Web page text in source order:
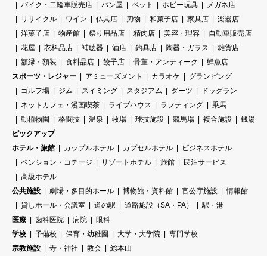
バイク・二輪車販売店
パン屋 ペット ホビー玩具
メガネ店
リサイクル
ワイン 仏具店 刃物 和菓子店 家具店
楽器店
洋菓子店
物産館 祭り用品店 精肉店 美容・理容
自動車販売店
花屋
衣料品店 補聴器 酒店 釣具店 陶器・ガラス
雑貨店
額縁・額装
食料品店 餃子店 骨董・アンティーク
鮮魚店
スポーツ・レジャー
アミューズメント カラオケ
グランピング
ゴルフ場
ジム スイミング スタジアム ダーツ
ドッグラン
ネットカフェ・漫画喫茶
ライブハウス ラフティング
乗馬
動植物園
格闘技 温泉 牧場 球技施設 競馬場 複合施設
銭湯
ピックアップ
ホテル・旅館
カップルホテル カプセルホテル
ビジネスホテル
ペンション・コテージ
リゾートホテル 旅館
民泊サービス
高級ホテル
公共施設
劇場・多目的ホール 博物館・資料館 官公庁施設
情報館
貸しホール・会議室
道の駅 道路施設（SA・PA）
駅・港
医療
歯科医院 病院
眼科
学校
予備校 保育・幼稚園 大学・大学院
専門学校
宗教施設
寺・神社 教会
総本山